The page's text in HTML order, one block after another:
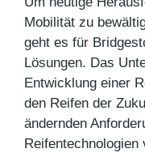
Mobilität zu
geht es für
Lösungen. Das
Entwicklung einer
den Reifen der
ändernden